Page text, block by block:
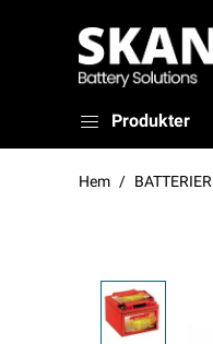
Produkter
Hem BATTERIER